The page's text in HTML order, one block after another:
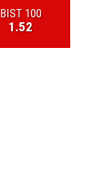
BIST 100
1.52